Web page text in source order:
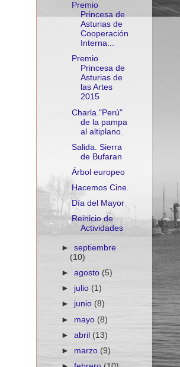
Premio
Princesa de
Asturias de
Cooperación
Interna...
Premio
Princesa de
Asturias de
las Artes
2015
Charla."Perú"
de la pampa
al altiplano.
Salida. Sierra
de Bufaran
Árbol europeo
Hacemos Cine.
Día del Mayor
Reinicio de
Actividades
►septiembre
(10)
►agosto (5)
► julio (1)
► junio (8)
► mayo(8)
►abril (13)
► marzo(9)